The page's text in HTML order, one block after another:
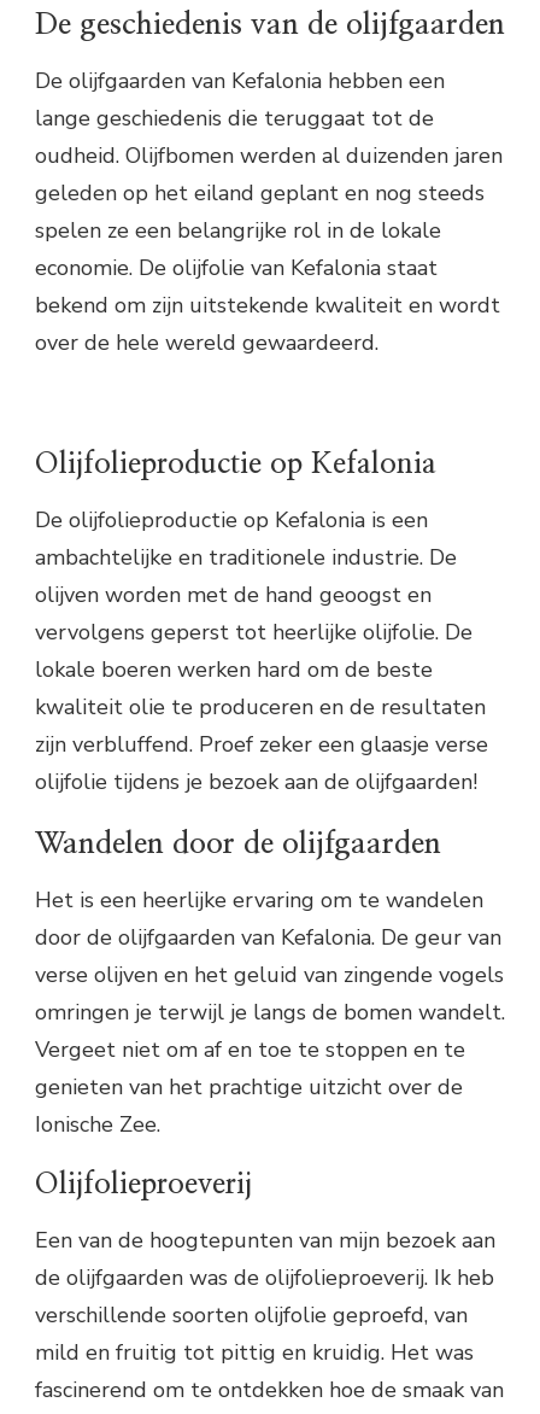
De geschiedenis van de olijfgaarden
De olijfgaarden van Kefalonia hebben een
lange geschiedenis die teruggaat tot de
oudheid. Olijfbomen werden al duizenden jaren
geleden op het eiland geplant en nog steeds
spelen ze een belangrijke rol in de lokale
economie. De olijfolie van Kefalonia staat
bekend om zijn uitstekende kwaliteit en wordt
over de hele wereld gewaardeerd.
Olijfolieproductie op Kefalonia
De olijfolieproductie op Kefalonia is een
ambachtelijke en traditionele industrie. De
olijven worden met de hand geoogst en
vervolgens geperst tot heerlijke olijfolie. De
lokale boeren werken hard om de beste
kwaliteit olie te produceren en de resultaten
zijn verbluffend. Proef zeker een glaasje verse
olijfolie tijdens je bezoek aan de olijfgaarden!
Wandelen door de olijfgaarden
Het is een heerlijke ervaring om te wandelen
door de olijfgaarden van Kefalonia. De geur van
verse olijven en het geluid van zingende vogels
omringen je terwijl je langs de bomen wandelt.
Vergeet niet om af en toe te stoppen en te
genieten van het prachtige uitzicht over de
Ionische Zee.
Olijfolieproeverij
Een van de hoogtepunten van mijn bezoek aan
de olijfgaarden was de olijfolieproeverij. Ik heb
verschillende soorten olijfolie geproefd, van
mild en fruitig tot pittig en kruidig. Het was
fascinerend om te ontdekken hoe de smaak van